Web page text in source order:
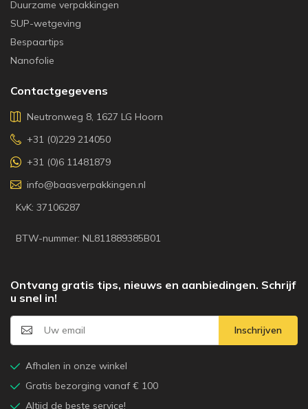
Duurzame verpakkingen
SUP-wetgeving
Bespaartips
Nanofolie
Contactgegevens
Neutronweg 8, 1627 LG Hoorn
+31 (0)229 214050
+31 (0)6 11481879
info@baasverpakkingen.nl
KvK: 37106287
BTW-nummer: NL811889385B01
Ontvang gratis tips, nieuws en aanbiedingen. Schrijf
u snel in!
Inschrijven
Afhalen in onze winkel
Gratis bezorging vanaf € 100
Altijd de beste service!